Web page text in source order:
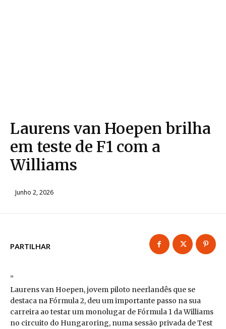
Laurens van Hoepen brilha
em teste de F1 com a
Williams
Junho 2, 2026
PARTILHAR
”
Laurens van Hoepen, jovem piloto neerlandês que se
destaca na Fórmula 2, deu um importante passo na sua
carreira ao testar um monolugar de Fórmula 1 da Williams
no circuito do Hungaroring, numa sessão privada de Test